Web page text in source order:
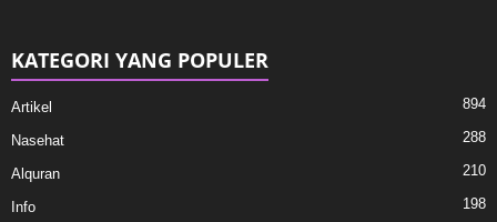
KATEGORI YANG POPULER
Artikel 894
Nasehat 288
Alquran 210
Info 198